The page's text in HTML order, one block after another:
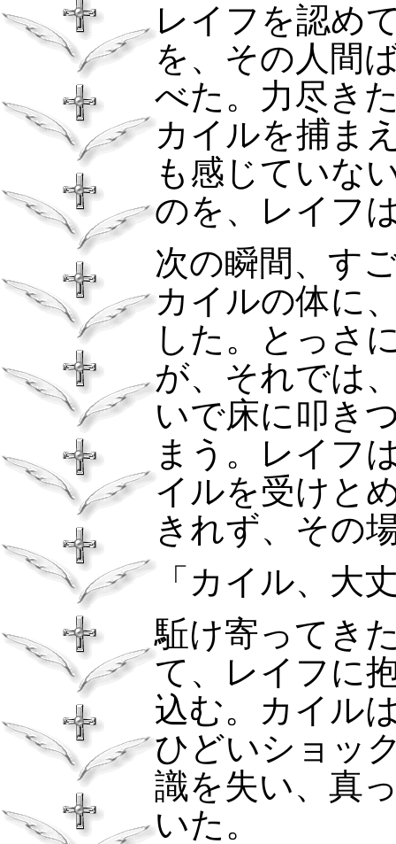
レイフを認め
を、その人間
べた。力尽き
カイルを捕ま
も感じていな
のを、レイフ
次の瞬間、す
カイルの体に
した。とっさ
が、それでは
いで床に叩き
まう。レイフ
イルを受けと
きれず、その
「カイル、大
駈け寄ってき
て、レイフに
込む。カイル
ひどいショッ
識を失い、真
いた。